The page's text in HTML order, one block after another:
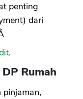
penting
dari
.
Rumah